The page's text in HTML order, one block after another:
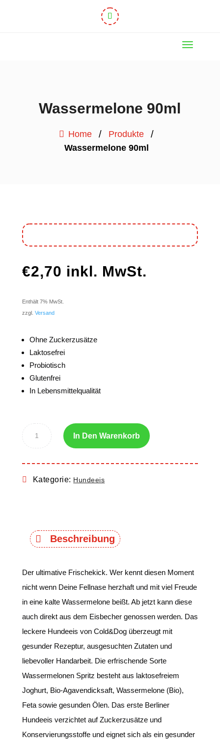
Wassermelone 90ml
Home / Produkte /
Wassermelone 90ml
€2,70 inkl. MwSt.
Enthält 7% MwSt.
zzgl. Versand
Ohne Zuckerzusätze
Laktosefrei
Probiotisch
Glutenfrei
In Lebensmittelqualität
In Den Warenkorb
Kategorie: Hundeeis
Beschreibung
Der ultimative Frischekick. Wer kennt diesen Moment
nicht wenn Deine Fellnase herzhaft und mit viel Freude
in eine kalte Wassermelone beißt. Ab jetzt kann diese
auch direkt aus dem Eisbecher genossen werden. Das
leckere Hundeeis von Cold&Dog überzeugt mit
gesunder Rezeptur, ausgesuchten Zutaten und
liebevoller Handarbeit. Die erfrischende Sorte
Wassermelonen Spritz besteht aus laktosefreiem
Joghurt, Bio-Agavendicksaft, Wassermelone (Bio),
Feta sowie gesunden Ölen. Das erste Berliner
Hundeeis verzichtet auf Zuckerzusätze und
Konservierungsstoffe und eignet sich als ein gesunder